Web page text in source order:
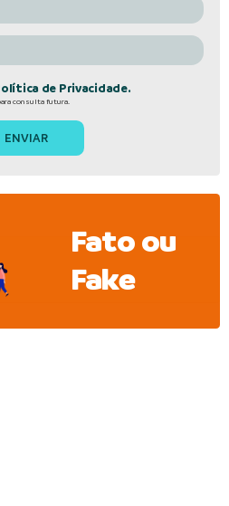
de Privacidade.
consulta futura.
Fato ou
Fake